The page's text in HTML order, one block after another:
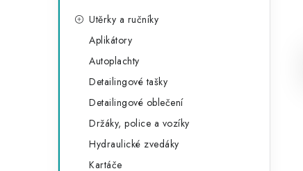
Utěrky a ručníky
Aplikátory
Autoplachty
Detailingové tašky
Detailingové oblečení
Držáky, police a vozíky
Hydraulické zvedáky
Kartáče